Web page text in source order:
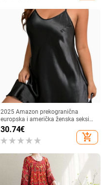
2025 Amazon prekogranična
europska i američka ženska seksi
satenska haljina s otvorenim
leđima za žene većih veličina
30.74€
add_shopping_cart